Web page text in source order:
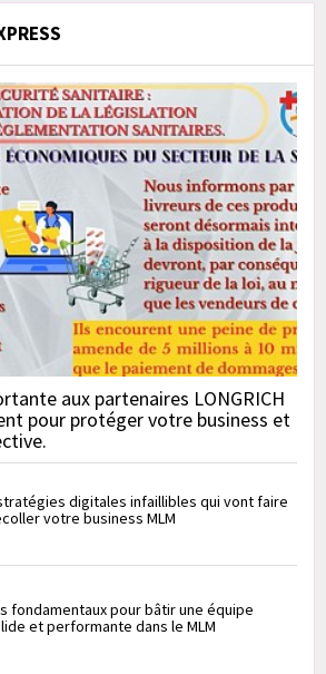
aux partenaires LONGRICH
pour protéger votre business et
digitales infaillibles qui vont faire
votre business MLM
fondamentaux pour bâtir une équipe
et performante dans le MLM